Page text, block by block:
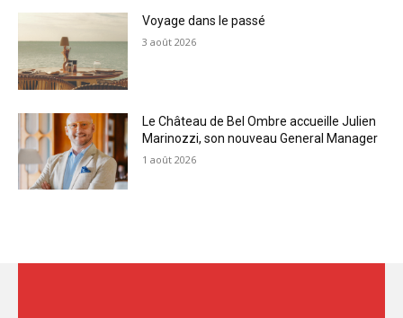
Voyage dans le passé
3 août 2026
Le Château de Bel Ombre accueille Julien
Marinozzi, son nouveau General Manager
1 août 2026